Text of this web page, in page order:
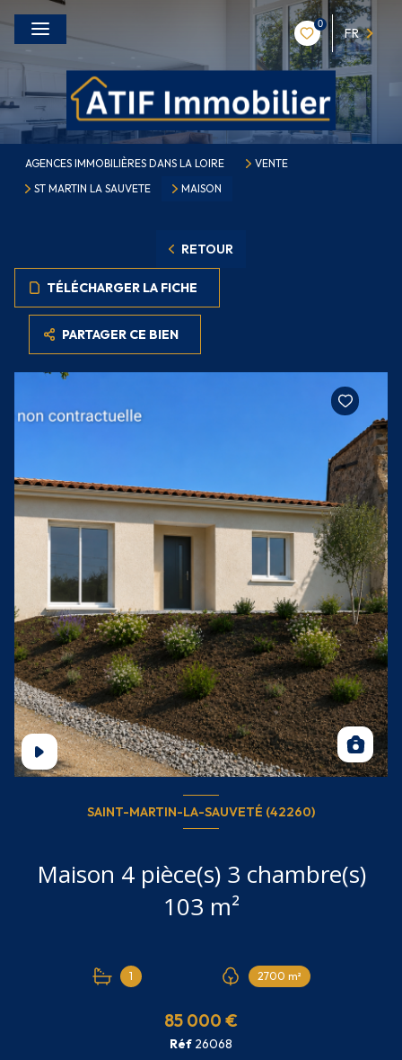
0
FR
AGENCES IMMOBILIÈRES DANS LA LOIRE
VENTE
ST MARTIN LA SAUVETE
MAISON
RETOUR
TÉLÉCHARGER LA FICHE
PARTAGER CE BIEN
SAINT-MARTIN-LA-SAUVETÉ (42260)
Maison 4 pièce(s) 3 chambre(s)
103 m²
1 2700 m²
85 000 €
Réf 26068